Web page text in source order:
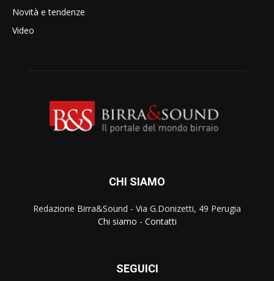
Novità e tendenze
Video
CHI SIAMO
Redazione Birra&Sound - Via G.Donizetti, 49 Perugia
Chi siamo - Contatti
SEGUICI